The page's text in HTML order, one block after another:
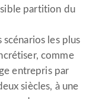
partition du
les plus
comme
entrepris par
siècles, à une